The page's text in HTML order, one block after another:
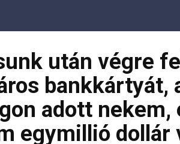
után végre
bankkártyát,
adott nekem,
egymillió dollár